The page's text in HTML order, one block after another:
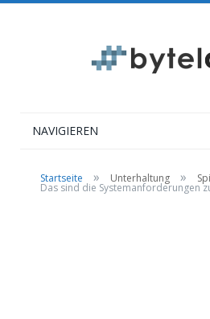
NAVIGIEREN
Startseite » Unterhaltung »
Das sind die Systemanforderungen